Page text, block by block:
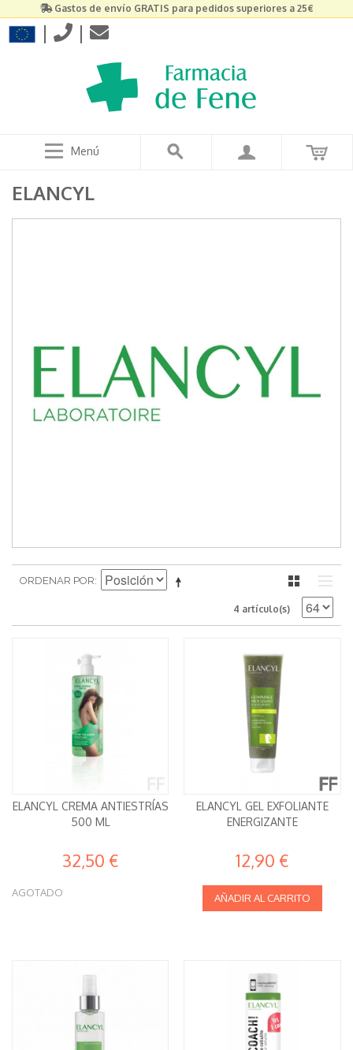
Gastos de envío GRATIS para pedidos superiores a 25€
| |
Menú
ELANCYL
ORDENAR POR
4 artículo(s)
ELANCYL CREMA ANTIESTRÍAS
500 ML
32,50 €
AGOTADO
ELANCYL GEL EXFOLIANTE
ENERGIZANTE
12,90 €
AÑADIR AL CARRITO